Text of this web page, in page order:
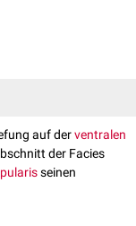
auf derventralen
der Facies
seinen